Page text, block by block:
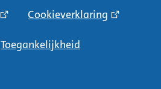
Cookieverklaring
Toegankelijkheid